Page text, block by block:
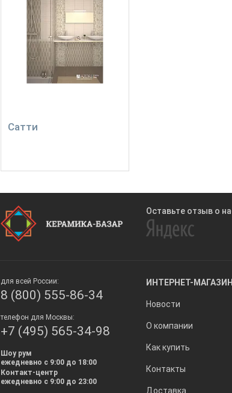
Сатти
Оставьте отзыв о
для всей России:
8 (800) 555-86-34
телефон для Москвы:
+7 (495) 565-34-98
Шоу рум
ежедневно с 9:00 до 18:00
Контакт-центр
ежедневно с 9:00 до 23:00
ИНТЕРНЕТ-МАГАЗИН
Новости
О компании
Как купить
Контакты
Доставка